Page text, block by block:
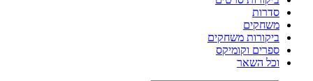
סדרות
משחקים
ביקורות משחקים
ספרים וקומיקס
וכל השאר